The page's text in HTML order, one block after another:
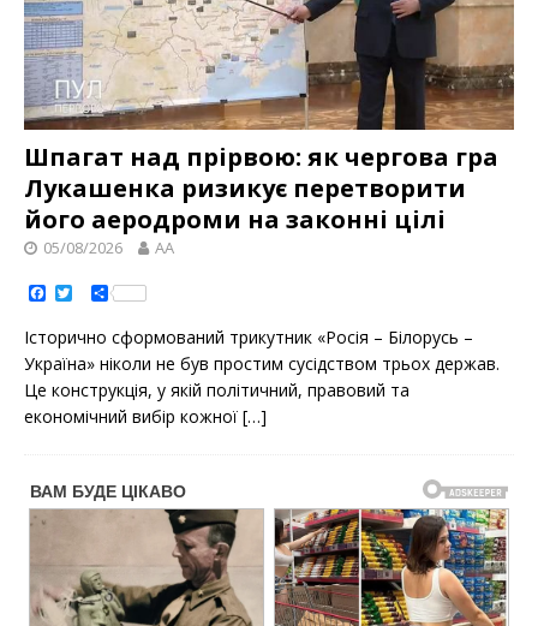
Шпагат над прірвою: як чергова гра
Лукашенка ризикує перетворити
його аеродроми на законні цілі
05/08/2026 AA
a
e
b
o
o
k
t
t
e
r
S
h
r
e
Історично сформований трикутник «Росія – Білорусь –
Україна» ніколи не був простим сусідством трьох держав.
Це конструкція, у якій політичний, правовий та
економічний вибір кожної […]